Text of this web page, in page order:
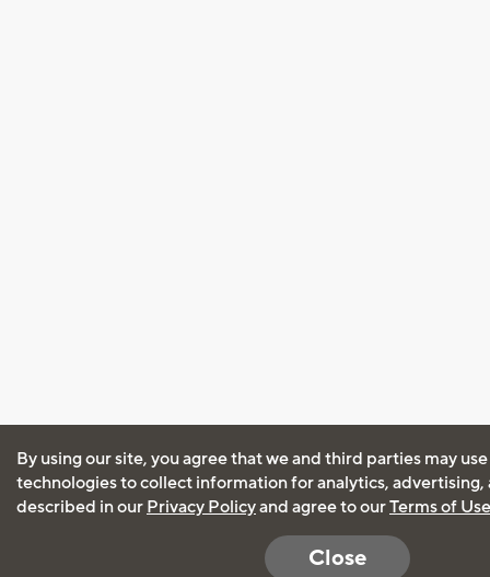
By using our site, you agree that we and third parties may
technologies to collect information for analytics, advertising,
described in our Privacy Policyand agree to ourTerms of Use
Close